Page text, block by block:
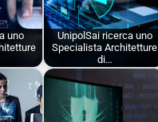
uno
UnipolSai ricerca uno
Specialista Architetture
di…